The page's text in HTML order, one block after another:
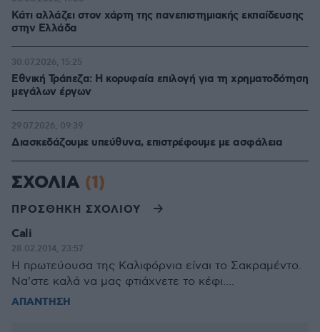
Κάτι αλλάζει στον χάρτη της πανεπιστημιακής εκπαίδευσης
στην Ελλάδα
Εθνική Τράπεζα: Η κορυφαία επιλογή για τη χρηματοδότηση
μεγάλων έργων
30.07.2026, 15:25
Διασκεδάζουμε υπεύθυνα, επιστρέφουμε με ασφάλεια
29.07.2026, 09:39
ΣΧΟΛΙΑ (1)
ΠΡΟΣΘΗΚΗ ΣΧΟΛΙΟΥ
Cali
28.02.2014, 23:57
Η πρωτεύουσα της Καλιφόρνια είναι το Σακραμέντο.
Να'στε καλά να μας φτιάχνετε το κέφι....
ΑΠΑΝΤΗΣΗ